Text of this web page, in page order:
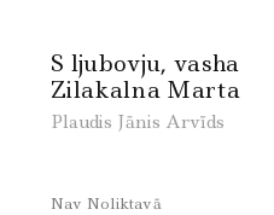
S ljubovju, vasha
Zilakalna Marta
Plaudis Jānis Arvīds
Nav Noliktavā